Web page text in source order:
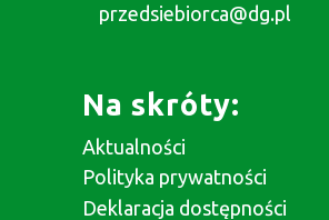
przedsiebiorca@dg.pl
Na skróty:
Aktualności
Polityka prywatności
Deklaracja dostępności